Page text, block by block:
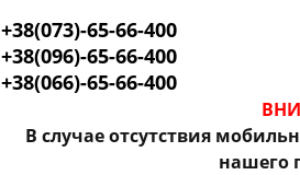
+38(073)-65-66-400
+38(096)-65-66-400
+38(066)-65-66-400
В случае отсутствия
нашего